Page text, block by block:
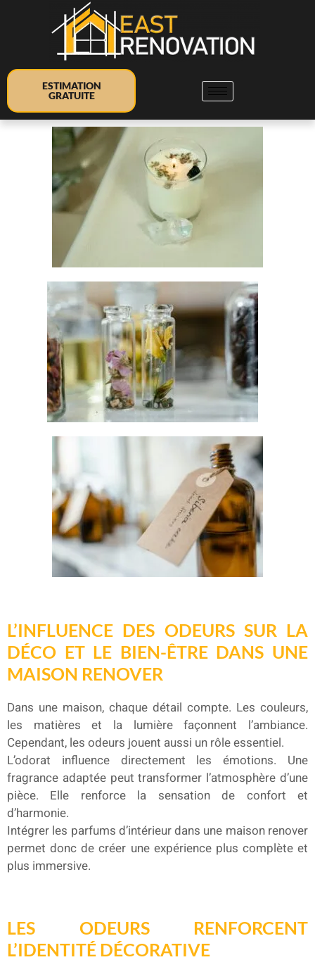
ESTIMATION
GRATUITE
L’INFLUENCE DES ODEURS SUR LA
DÉCO ET LE BIEN-ÊTRE DANS UNE
MAISON RENOVER
Dans une maison, chaque détail compte. Les couleurs,
les matières et la lumière façonnent l’ambiance.
Cependant, les odeurs jouent aussi un rôle essentiel.
L’odorat influence directement les émotions. Une
fragrance adaptée peut transformer l’atmosphère d’une
pièce. Elle renforce la sensation de confort et
d’harmonie.
Intégrer les parfums d’intérieur dans une maison renover
permet donc de créer une expérience plus complète et
plus immersive.
LES ODEURS RENFORCENT
L’IDENTITÉ DÉCORATIVE